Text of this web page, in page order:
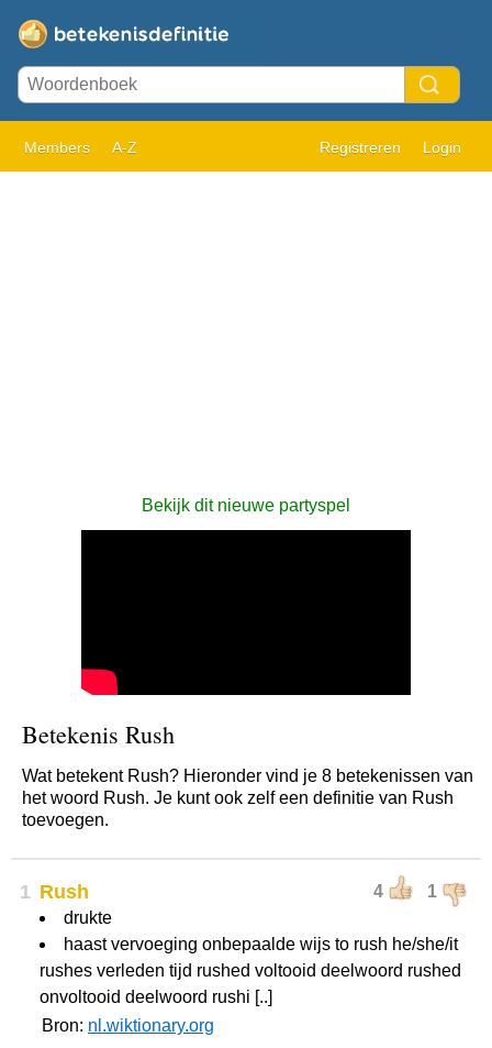
Members A-Z Registreren Login
Bekijk dit nieuwe partyspel
Betekenis Rush
Wat betekent Rush? Hieronder vind je 8 betekenissen van
het woord Rush. Je kunt ook zelf een definitie van Rush
toevoegen.
1 4 1
Rush
drukte
haast vervoeging onbepaalde wijs to rush he/she/it
rushes verleden tijd rushed voltooid deelwoord rushed
onvoltooid deelwoord rushi [..]
Bron: nl.wiktionary.org